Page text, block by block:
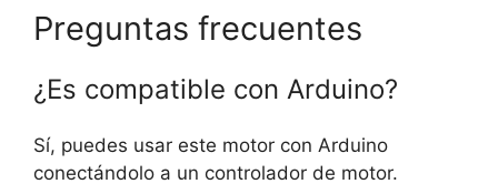
Preguntas frecuentes
¿Es compatible con Arduino?
Sí, puedes usar este motor con Arduino
conectándolo a un controlador de motor.